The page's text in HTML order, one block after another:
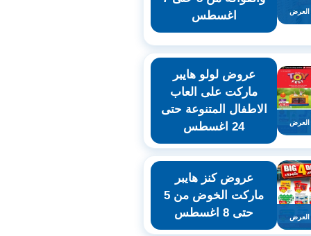
العرض
اغسطس
العرض
عروض لولو هايبر
ماركت على العاب
الاطفال المتنوعة حتى
24 اغسطس
العرض
عروض كنز هايبر
ماركت الخوض من 5
حتى 8 اغسطس